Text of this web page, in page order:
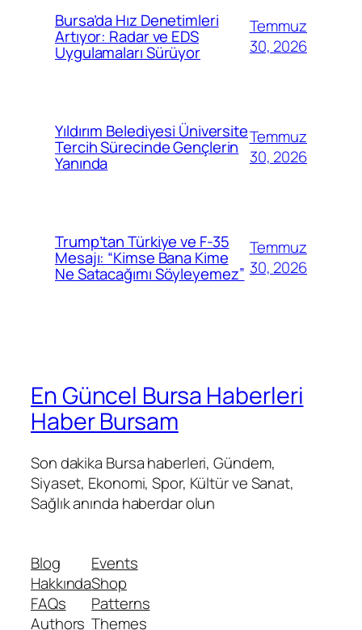
Bursa’da Hız Denetimleri
Artıyor: Radar ve EDS
Uygulamaları Sürüyor
Temmuz
30, 2026
Yıldırım Belediyesi Üniversite
Tercih Sürecinde Gençlerin
Yanında
Temmuz
30, 2026
Trump’tan Türkiye ve F-35
Mesajı: “Kimse Bana Kime
Ne Satacağımı Söyleyemez”
Temmuz
30, 2026
En Güncel Bursa Haberleri
Haber Bursam
Son dakika Bursa haberleri, Gündem,
Siyaset, Ekonomi, Spor, Kültür ve Sanat,
Sağlık anında haberdar olun
Blog
Hakkında
FAQs
Authors
Events
Shop
Patterns
Themes